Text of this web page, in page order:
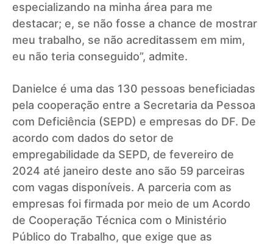
especializando na minha área para me
destacar; e, se não fosse a chance de mostrar
meu trabalho, se não acreditassem em mim,
eu não teria conseguido”, admite.
Danielce é uma das 130 pessoas beneficiadas
pela cooperação entre a Secretaria da Pessoa
com Deficiência (SEPD) e empresas do DF. De
acordo com dados do setor de
empregabilidade da SEPD, de fevereiro de
2024 até janeiro deste ano são 59 parceiras
com vagas disponíveis. A parceria com as
empresas foi firmada por meio de um Acordo
de Cooperação Técnica com o Ministério
Público do Trabalho, que exige que as